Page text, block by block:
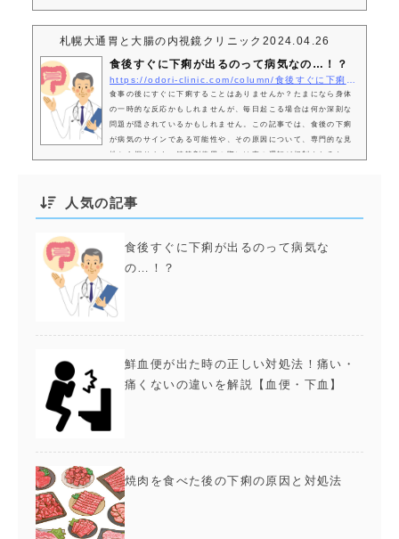
札幌大通胃と大腸の内視鏡クリニック 2024.04.26
食後すぐに下痢が出るのって病気なの…！？
食事の後にすぐに下痢することはありませんか？たまになら身体
の一時的な反応かもしれませんが、毎日起こる場合は何か深刻な
問題が隠されているかもしれません。この記事では、食後の下痢
が病気のサインである可能性や、その原因について、専門的な見
地から探ります。鎮静剤使用の際には車の運転が規制されるた
ください。1. 下痢の基礎知識：なぜ食後に起こるのか食後にすぐ
人気の記事
食後すぐに下痢が出るのって病気な
の…！？
鮮血便が出た時の正しい対処法！痛い・
痛くないの違いを解説【血便・下血】
焼肉を食べた後の下痢の原因と対処法